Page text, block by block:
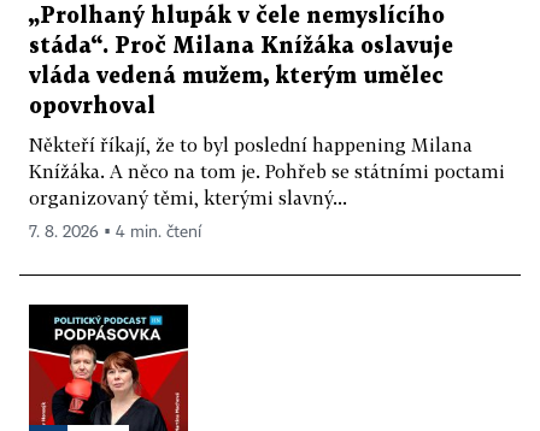
„Prolhaný hlupák v čele nemyslícího
stáda“. Proč Milana Knížáka oslavuje
vláda vedená mužem, kterým umělec
opovrhoval
Někteří říkají, že to byl poslední happening Milana
Knížáka. A něco na tom je. Pohřeb se státními poctami
organizovaný těmi, kterými slavný...
7. 8. 2026 ▪ 4 min. čtení